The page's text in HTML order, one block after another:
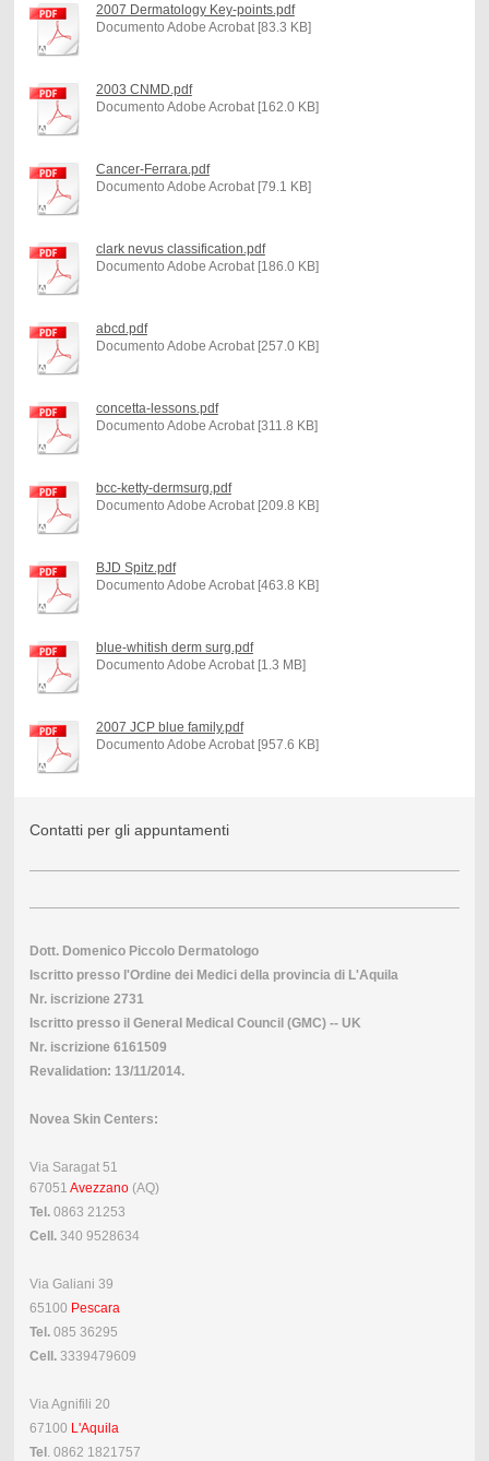
2007 Dermatology Key-points.pdf
Documento Adobe Acrobat [83.3 KB]
2003 CNMD.pdf
Documento Adobe Acrobat [162.0 KB]
Cancer-Ferrara.pdf
Documento Adobe Acrobat [79.1 KB]
clark nevus classification.pdf
Documento Adobe Acrobat [186.0 KB]
abcd.pdf
Documento Adobe Acrobat [257.0 KB]
concetta-lessons.pdf
Documento Adobe Acrobat [311.8 KB]
bcc-ketty-dermsurg.pdf
Documento Adobe Acrobat [209.8 KB]
BJD Spitz.pdf
Documento Adobe Acrobat [463.8 KB]
blue-whitish derm surg.pdf
Documento Adobe Acrobat [1.3 MB]
2007 JCP blue family.pdf
Documento Adobe Acrobat [957.6 KB]
Contatti per gli appuntamenti
Dott. Domenico Piccolo Dermatologo
Iscritto presso l'Ordine dei Medici della provincia di L'Aquila
Nr. iscrizione 2731
Iscritto presso il General Medical Council (GMC) -- UK
Nr. iscrizione 6161509
Revalidation: 13/11/2014.
Novea Skin Centers:
Via Saragat 51
67051 Avezzano(AQ)
Tel. 0863 21253
Cell.340 9528634
Via Galiani 39
65100 Pescara
Tel.085 36295
Cell.3339479609
Via Agnifili 20
67100 L'Aquila
Tel . 0862 1821757